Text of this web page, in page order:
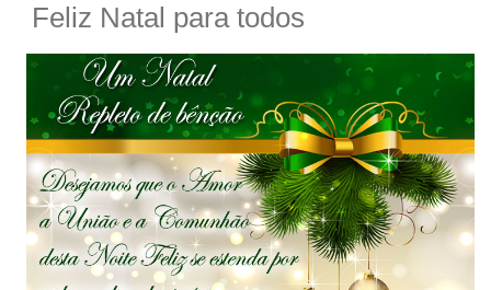
Feliz Natal para todos